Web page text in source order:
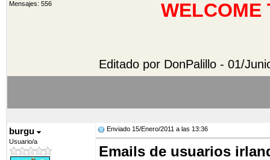
Mensajes: 556
WELCOME
Editado por DonPalillo - 01/
burgu
Usuario/a
Enviado 15/Enero/2011 a las 13:36
Emails de usuarios